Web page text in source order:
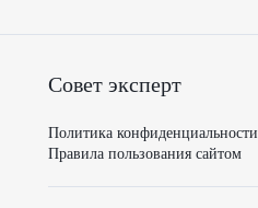
Совет эксперт
Политика конфиденциальности
Правила пользования сайтом